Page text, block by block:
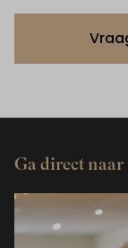
Ga direct naar